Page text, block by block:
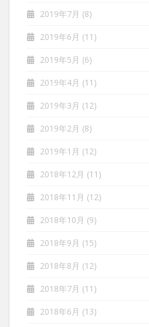
2019年7月 (8)
2019年6月 (11)
2019年5月 (6)
2019年4月 (11)
2019年3月 (12)
2019年2月 (8)
2019年1月 (12)
2018年12月 (11)
2018年11月 (12)
2018年10月 (9)
2018年9月 (15)
2018年8月 (12)
2018年7月 (11)
2018年6月 (13)